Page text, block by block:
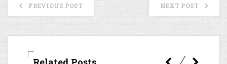
PREVIOUS POST NEXT POST